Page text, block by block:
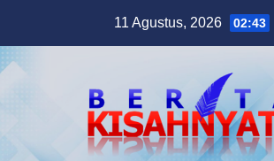
content
11 Agustus, 2026 02:43